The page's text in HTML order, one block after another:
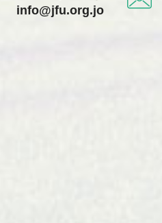
info@jfu.org.jo